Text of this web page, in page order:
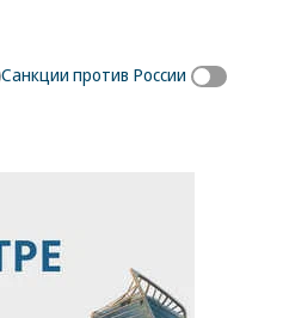
Санкции против России